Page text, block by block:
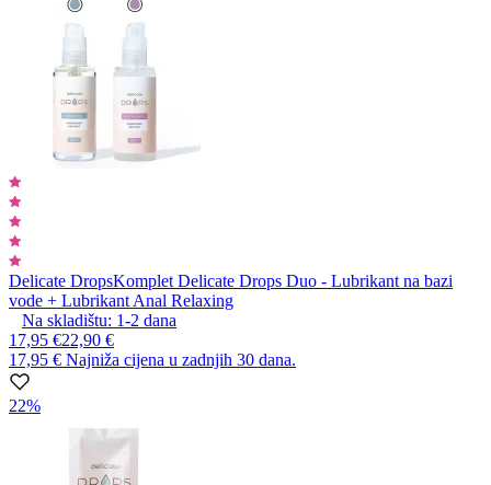
Delicate DropsKomplet Delicate Drops Duo - Lubrikant na bazi
vode + Lubrikant Anal Relaxing
Na skladištu: 1-2 dana
17,95 €22,90 €
17,95 € Najniža cijena u zadnjih 30 dana.
22%